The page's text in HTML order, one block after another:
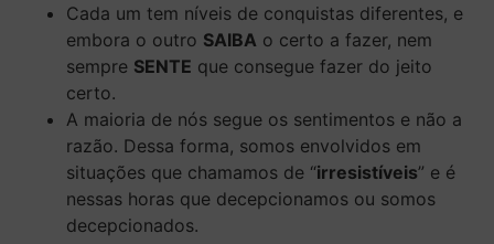
Cada um tem níveis de conquistas diferentes, e
embora o outro SAIBA o certo a fazer, nem
sempre SENTE que consegue fazer do jeito
certo.
A maioria de nós segue os sentimentos e não a
razão. Dessa forma, somos envolvidos em
situações que chamamos de “irresistíveis” e é
nessas horas que decepcionamos ou somos
decepcionados.